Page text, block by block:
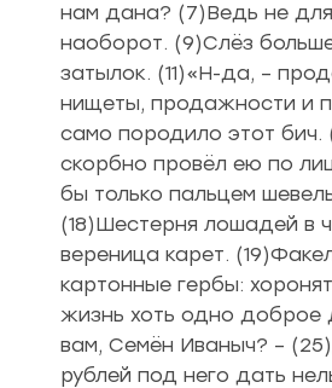
нам дана? (7)Ведь не
наоборот. (9)Слёз
затылок. (11)«Н-да, –
нищеты, продажности и
само породило этот бич.
скорбно провёл ею по
бы только пальцем
(18)Шестерня лошадей в
вереница карет.
картонные гербы:
жизнь хоть одно доброе
вам, Семён Иваныч? –
рублей под него дать